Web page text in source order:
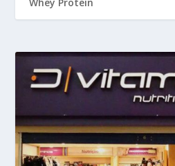
Whey Protein